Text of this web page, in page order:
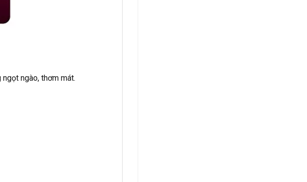
ngào, thơm mát.